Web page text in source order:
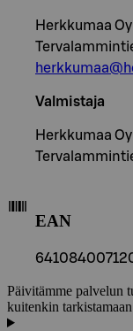
Herkkumaa Oy
Valmistaja
Herkkumaa Oy
EAN
Päivitämme palvelun
kuitenkin